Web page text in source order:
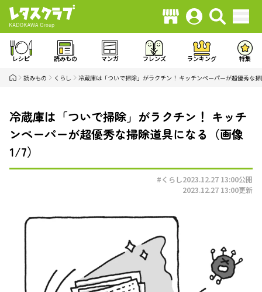
レシピ 読みもの マンガ フレンズ ランキング 特集
読みもの くらし 冷蔵庫は「ついで掃除」がラクチン！ キッチンペーパーが超優秀な
冷蔵庫は「ついで掃除」がラクチン！ キッチ
ンペーパーが超優秀な掃除道具になる（画像
1/7）
#くらし2023.12.27 13:00公開
2023.12.27 13:00更新